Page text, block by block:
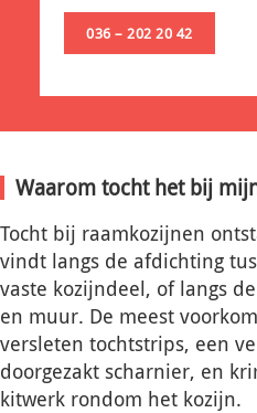
036 – 202 20 42
Waarom tocht het bij
Tocht bij raamkozijnen
vindt langs de afdichting
vaste kozijndeel, of langs
en muur. De meest
versleten tochtstrips, een
doorgezakt scharnier, en
kitwerk rondom het kozijn.